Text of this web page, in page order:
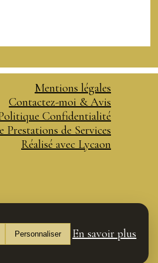
Mentions légales
Contactez-moi & Avis
Confidentialité
Prestations de Services
Réalisé avec Lycaon
Personnaliser En savoir plus